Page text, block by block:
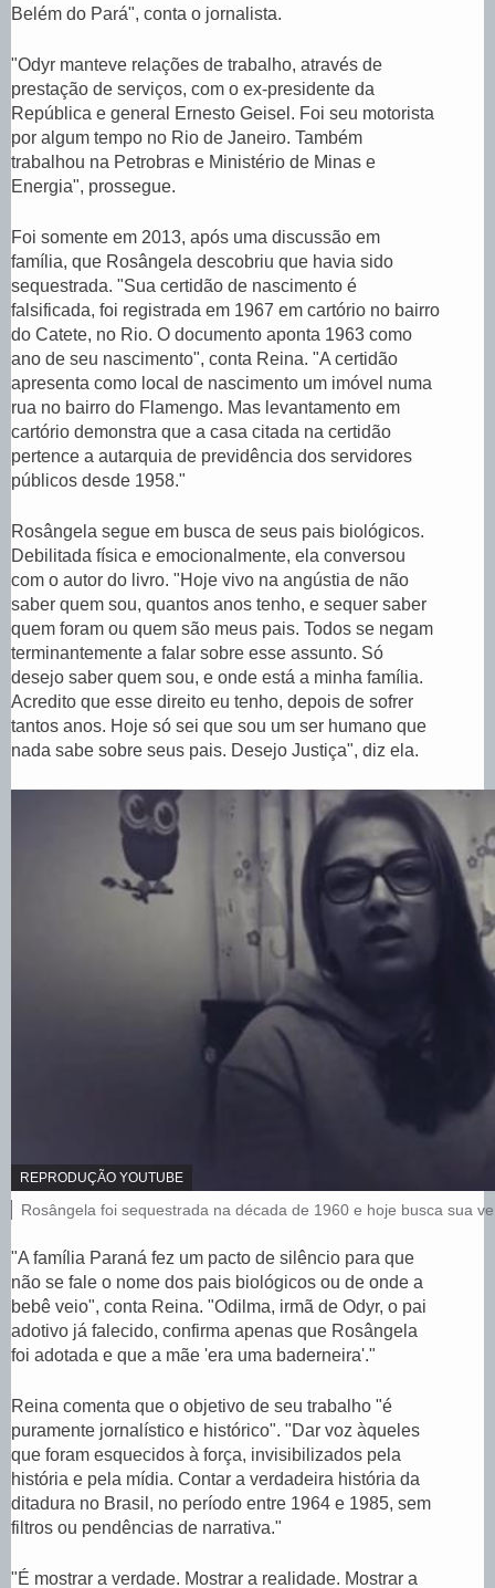
Belém do Pará", conta o jornalista.
"Odyr manteve relações de trabalho, através de
prestação de serviços, com o ex-presidente da
República e general Ernesto Geisel. Foi seu motorista
por algum tempo no Rio de Janeiro. Também
trabalhou na Petrobras e Ministério de Minas e
Energia", prossegue.
Foi somente em 2013, após uma discussão em
família, que Rosângela descobriu que havia sido
sequestrada. "Sua certidão de nascimento é
falsificada, foi registrada em 1967 em cartório no bairro
do Catete, no Rio. O documento aponta 1963 como
ano de seu nascimento", conta Reina. "A certidão
apresenta como local de nascimento um imóvel numa
rua no bairro do Flamengo. Mas levantamento em
cartório demonstra que a casa citada na certidão
pertence a autarquia de previdência dos servidores
públicos desde 1958."
Rosângela segue em busca de seus pais biológicos.
Debilitada física e emocionalmente, ela conversou
com o autor do livro. "Hoje vivo na angústia de não
saber quem sou, quantos anos tenho, e sequer saber
quem foram ou quem são meus pais. Todos se negam
terminantemente a falar sobre esse assunto. Só
desejo saber quem sou, e onde está a minha família.
Acredito que esse direito eu tenho, depois de sofrer
tantos anos. Hoje só sei que sou um ser humano que
nada sabe sobre seus pais. Desejo Justiça", diz ela.
C
R
É
I
T
O
,
REPRODUÇÃO YOUTUBE
L
g
e
n
d
a
d
o
t
o
,
Rosângela foi sequestrada na década de 1960 e hoje busca sua
"A família Paraná fez um pacto de silêncio para que
não se fale o nome dos pais biológicos ou de onde a
bebê veio", conta Reina. "Odilma, irmã de Odyr, o pai
adotivo já falecido, confirma apenas que Rosângela
foi adotada e que a mãe 'era uma baderneira'."
Reina comenta que o objetivo de seu trabalho "é
puramente jornalístico e histórico". "Dar voz àqueles
que foram esquecidos à força, invisibilizados pela
história e pela mídia. Contar a verdadeira história da
ditadura no Brasil, no período entre 1964 e 1985, sem
filtros ou pendências de narrativa."
"É mostrar a verdade. Mostrar a realidade. Mostrar a